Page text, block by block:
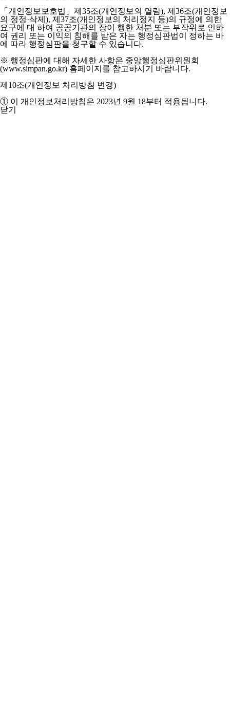
「개인정보보호법」제35조(개인정보의 열람), 제36조(개인정보
의 정정·삭제), 제37조(개인정보의 처리정지 등)의 규정에 의한
요구에 대 하여 공공기관의 장이 행한 처분 또는 부작위로 인하
여 권리 또는 이익의 침해를 받은 자는 행정심판법이 정하는 바
에 따라 행정심판을 청구할 수 있습니다.
※ 행정심판에 대해 자세한 사항은 중앙행정심판위원회
(www.simpan.go.kr) 홈페이지를 참고하시기 바랍니다.
제10조(개인정보 처리방침 변경)
① 이 개인정보처리방침은 2023년 9월 18부터 적용됩니다.
닫기